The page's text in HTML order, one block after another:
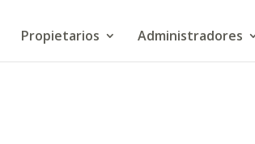
Propietarios Administradores